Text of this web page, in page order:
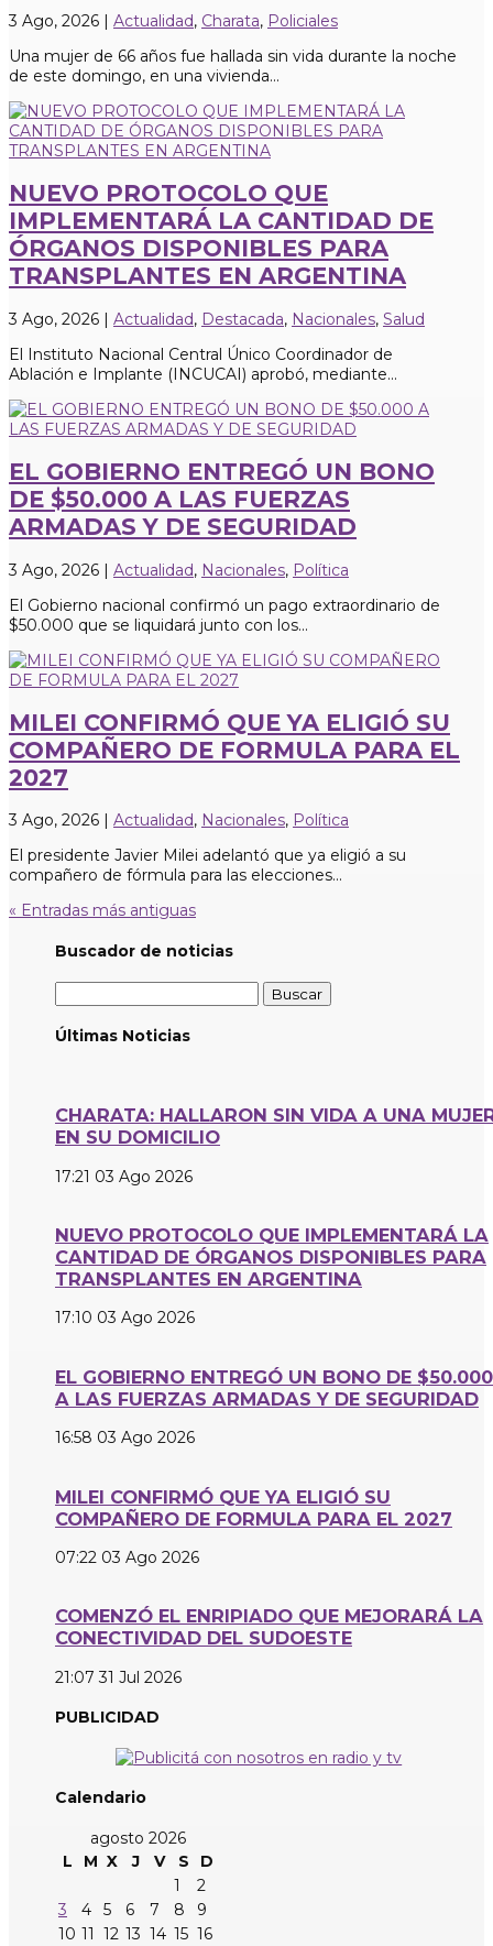
3 Ago, 2026 | Actualidad, Charata, Policiales
Una mujer de 66 años fue hallada sin vida durante la noche
de este domingo, en una vivienda...
NUEVO PROTOCOLO QUE
IMPLEMENTARÁ LA CANTIDAD DE
ÓRGANOS DISPONIBLES PARA
TRANSPLANTES EN ARGENTINA
3 Ago, 2026 | Actualidad, Destacada, Nacionales, Salud
El Instituto Nacional Central Único Coordinador de
Ablación e Implante (INCUCAI) aprobó, mediante...
EL GOBIERNO ENTREGÓ UN BONO
DE $50.000 A LAS FUERZAS
ARMADAS Y DE SEGURIDAD
3 Ago, 2026 | Actualidad, Nacionales, Política
El Gobierno nacional confirmó un pago extraordinario de
$50.000 que se liquidará junto con los...
MILEI CONFIRMÓ QUE YA ELIGIÓ SU
COMPAÑERO DE FORMULA PARA EL
2027
3 Ago, 2026 Actualidad, Nacionales, Política
El presidente Javier Milei adelantó que ya eligió a su
compañero de fórmula para las elecciones...
« Entradas más antiguas
Buscador de noticias
Últimas Noticias
CHARATA: HALLARON SIN VIDA A UNA
EN SU DOMICILIO
17:21 03 Ago 2026
NUEVO PROTOCOLO QUE IMPLEMENTARÁ LA
CANTIDAD DE ÓRGANOS DISPONIBLES PARA
TRANSPLANTES EN ARGENTINA
17:10 03 Ago 2026
EL GOBIERNO ENTREGÓ UN BONO DE $50.000
A LAS FUERZAS ARMADAS Y DE SEGURIDAD
16:58 03 Ago 2026
MILEI CONFIRMÓ QUE YA ELIGIÓ SU
COMPAÑERO DE FORMULA PARA EL 2027
07:22 03 Ago 2026
COMENZÓ EL ENRIPIADO QUE MEJORARÁ LA
CONECTIVIDAD DEL SUDOESTE
21:07 31 Jul 2026
PUBLICIDAD
Calendario
agosto 2026
L
M X J V S
D
1
2
3
4 5 6 7 8
9
10 11 12 13 14 15 16